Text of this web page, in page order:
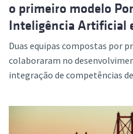
o primeiro modelo
Inteligência Artificial
Duas equipas compostas por
colaboraram no
integração de competências